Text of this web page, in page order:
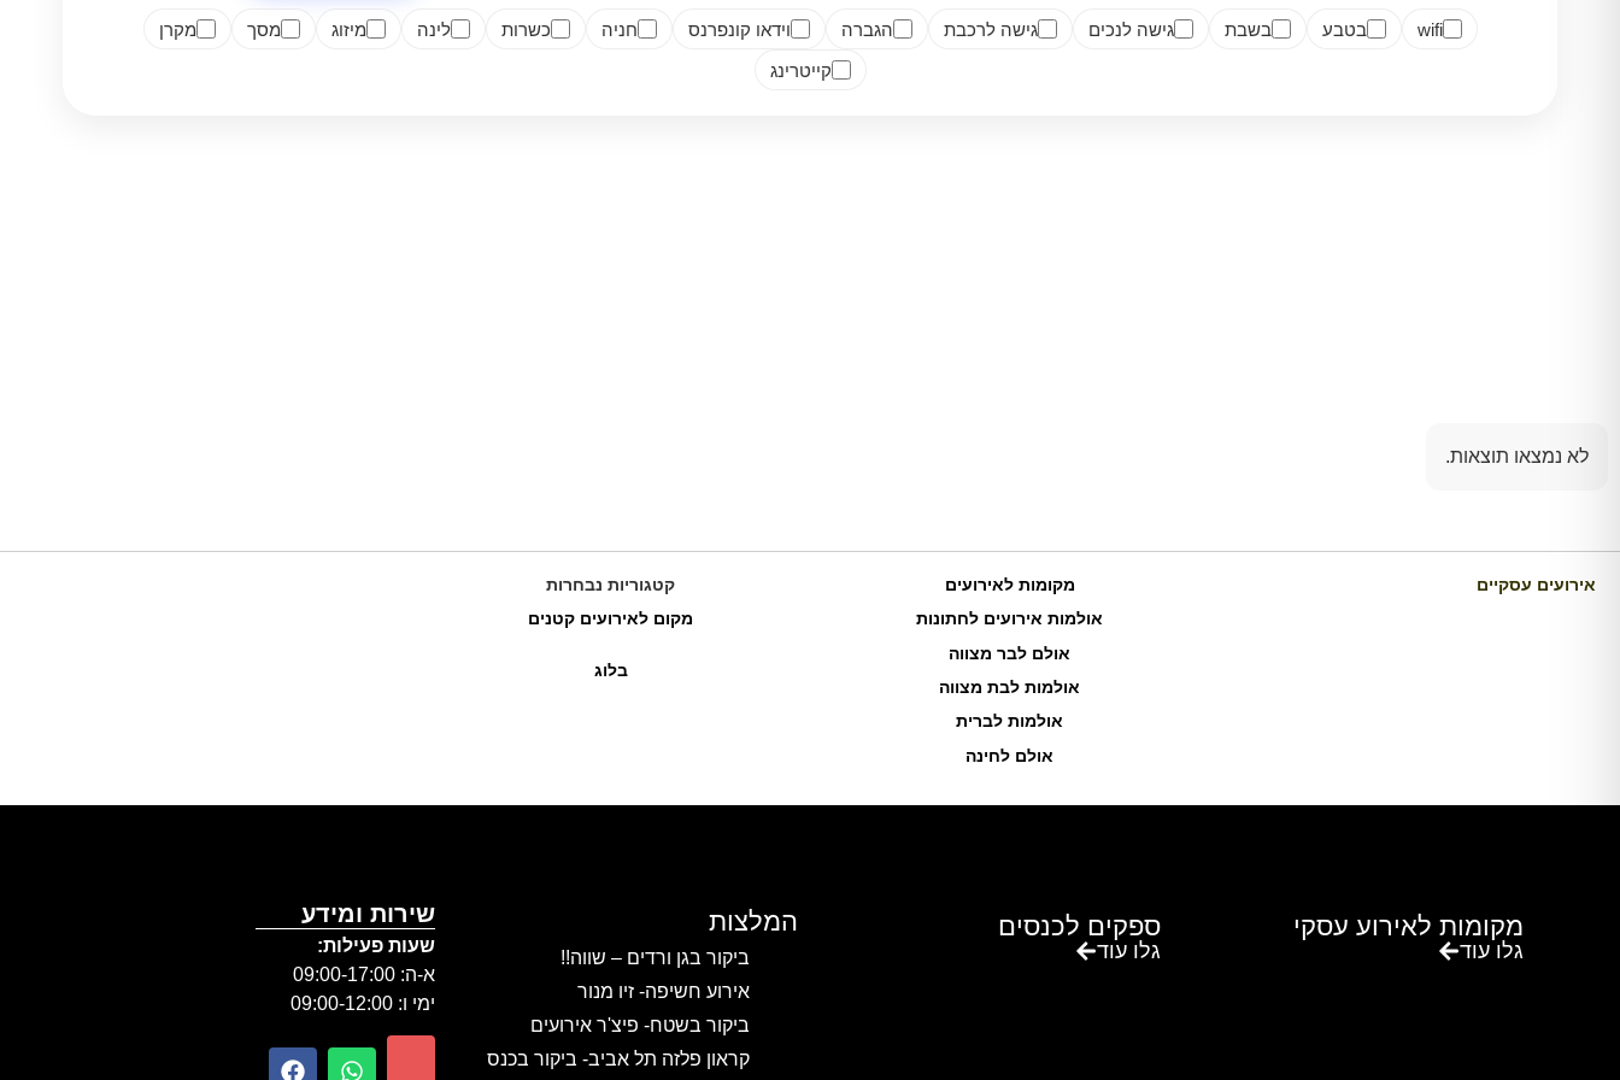
wifi בטבע בשבת גישה לנכים גישה לרכבת הגברה וידאו קונפרנס חניה כשרות לינה מיזוג מסך
מקרן
קייטרינג
לא נמצאו תוצאות.
אירועים עסקיים
מקומות לאירועים
אולמות אירועים לחתונות
אולם לבר מצווה
אולמות לבת מצווה
אולמות לברית
אולם לחינה
קטגוריות נבחרות
מקום לאירועים קטנים
בלוג
מקומות לאירוע עסקי
גלו עוד
ספקים לכנסים
גלו עוד
המלצות
ביקור בגן ורדים – שווה!!
אירוע חשיפה- זיו מנור
ביקור בשטח- פיצ'ר אירועים
קראון פלזה תל אביב- ביקור בכנס
שירות ומידע
שעות פעילות:
א-ה: 09:00-17:00
ימי ו: 09:00-12:00